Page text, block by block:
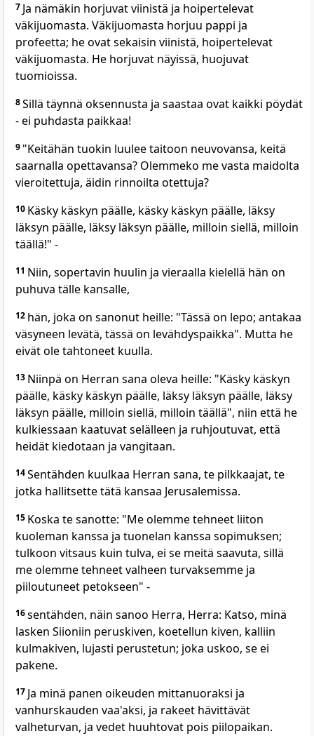
7 Ja nämäkin horjuvat viinistä ja hoipertelevat
väkijuomasta. Väkijuomasta horjuu pappi ja
profeetta; he ovat sekaisin viinistä, hoipertelevat
väkijuomasta. He horjuvat näyissä, huojuvat
tuomioissa.
8Sillä täynnä oksennusta ja saastaa ovat kaikki pöydät
- ei puhdasta paikkaa!
9 "Keitähän tuokin luulee taitoon neuvovansa, keitä
saarnalla opettavansa? Olemmeko me vasta maidolta
vieroitettuja, äidin rinnoilta otettuja?
10 Käsky käskyn päälle, käsky käskyn päälle, läksy
läksyn päälle, läksy läksyn päälle, milloin siellä, milloin
täällä!" -
11 Niin, sopertavin huulin ja vieraalla kielellä hän on
puhuva tälle kansalle,
12 hän, joka on sanonut heille: "Tässä on lepo; antakaa
väsyneen levätä, tässä on levähdyspaikka". Mutta he
eivät ole tahtoneet kuulla.
13 Niinpä on Herran sana oleva heille: "Käsky käskyn
päälle, käsky käskyn päälle, läksy läksyn päälle, läksy
läksyn päälle, milloin siellä, milloin täällä", niin että he
kulkiessaan kaatuvat selälleen ja ruhjoutuvat, että
heidät kiedotaan ja vangitaan.
14Sentähden kuulkaa Herran sana, te pilkkaajat, te
jotka hallitsette tätä kansaa Jerusalemissa.
15 Koska te sanotte: "Me olemme tehneet liiton
kuoleman kanssa ja tuonelan kanssa sopimuksen;
tulkoon vitsaus kuin tulva, ei se meitä saavuta, sillä
me olemme tehneet valheen turvaksemme ja
piiloutuneet petokseen" -
16sentähden, näin sanoo Herra, Herra: Katso, minä
lasken Siioniin peruskiven, koetellun kiven, kalliin
kulmakiven, lujasti perustetun; joka uskoo, se ei
pakene.
17 Ja minä panen oikeuden mittanuoraksi ja
vanhurskauden vaa'aksi, ja rakeet hävittävät
valheturvan, ja vedet huuhtovat pois piilopaikan.